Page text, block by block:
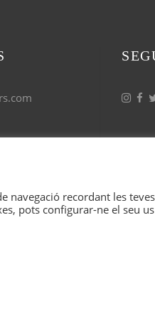
recordant les
pots configurar-ne el seu